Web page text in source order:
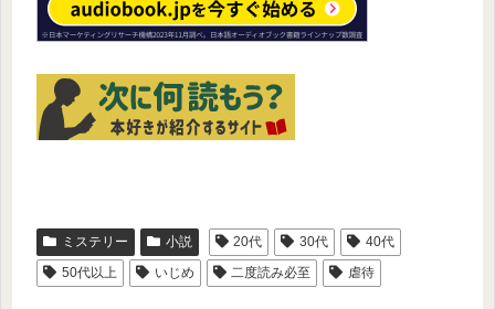
ミステリー 小説 20代 30代
40代
50代以上
いじめ 二度読み必至 虐待